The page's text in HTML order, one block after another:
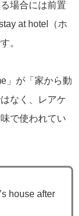
場合には前置
at hotel（ホ
。
」が「家から動
なく、レアケ
で使われてい
house after